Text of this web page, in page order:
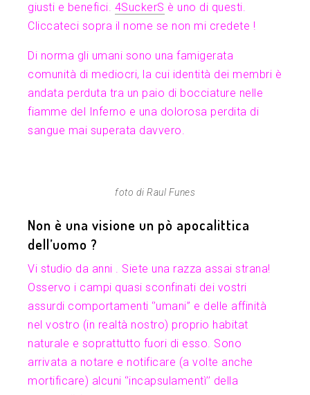
giusti e benefici. 4SuckerS è uno di questi.
Cliccateci sopra il nome se non mi credete !
Di norma gli umani sono una famigerata
comunità di mediocri, la cui identità dei membri è
andata perduta tra un paio di bocciature nelle
fiamme del Inferno e una dolorosa perdita di
sangue mai superata davvero.
foto di Raul Funes
Non è una visione un pò apocalittica
dell’uomo ?
Vi studio da anni . Siete una razza assai strana!
Osservo i campi quasi sconfinati dei vostri
assurdi comportamenti ‘’umani’’ e delle affinità
nel vostro (in realtà nostro) proprio habitat
naturale e soprattutto fuori di esso. Sono
arrivata a notare e notificare (a volte anche
mortificare) alcuni ‘’incapsulamentì’’ della